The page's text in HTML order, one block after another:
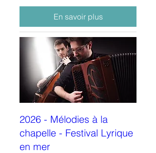
En savoir plus
2026 - Mélodies à la
chapelle - Festival Lyrique
en mer